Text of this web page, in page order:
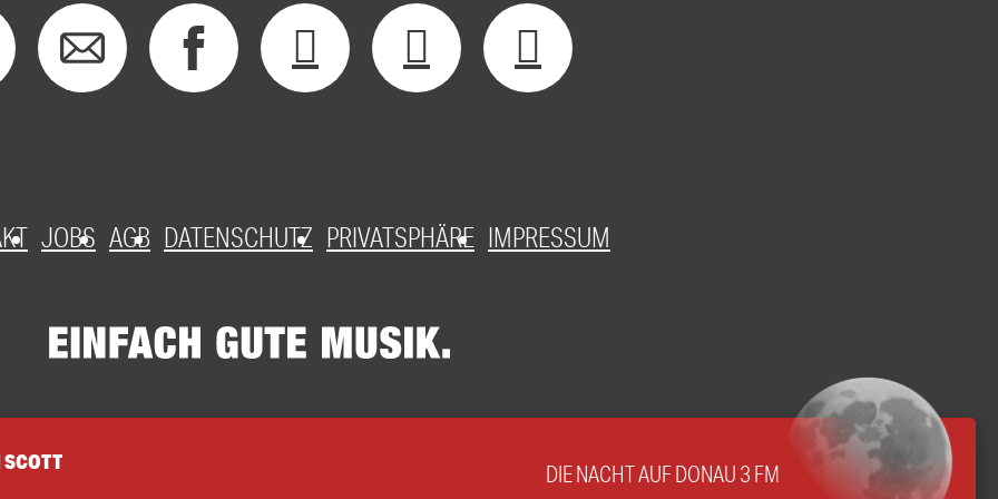
JOBS AGB DATENSCHUTZ PRIVATSPHÄRE IMPRESSUM
DIE NACHT AUF DONAU 3 FM